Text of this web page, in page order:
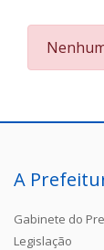
A
Gabinete do
Legislação